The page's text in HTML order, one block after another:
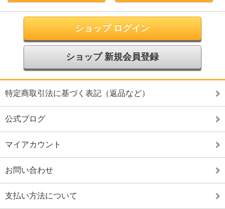
ショップ ログイン
ショップ 新規会員登録
特定商取引法に基づく表記（返品など）
公式ブログ
マイアカウント
お問い合わせ
支払い方法について